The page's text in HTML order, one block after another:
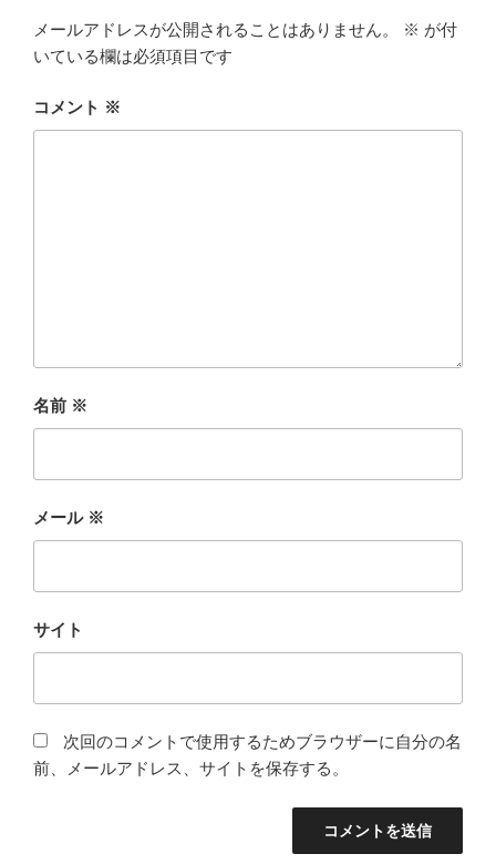
メールアドレスが公開されることはありません。 ※ が付
いている欄は必須項目です
コメント ※
名前 ※
メール ※
サイト
次回のコメントで使用するためブラウザーに自分の名
前、メールアドレス、サイトを保存する。